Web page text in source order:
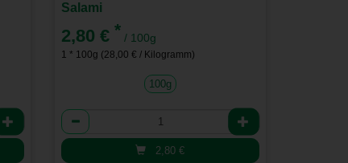
Salami
2,80 €* / 100g
1 * 100g (28,00 € / Kilogramm)
100g
Anzahl
2,80€